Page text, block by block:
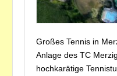
Großes Tennis in
Anlage des TC
hochkarätige